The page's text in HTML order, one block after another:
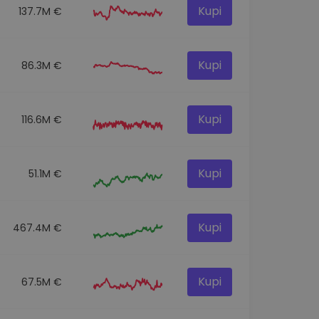
137.7M € Kupi
86.3M € Kupi
116.6M € Kupi
51.1M € Kupi
467.4M € Kupi
67.5M € Kupi